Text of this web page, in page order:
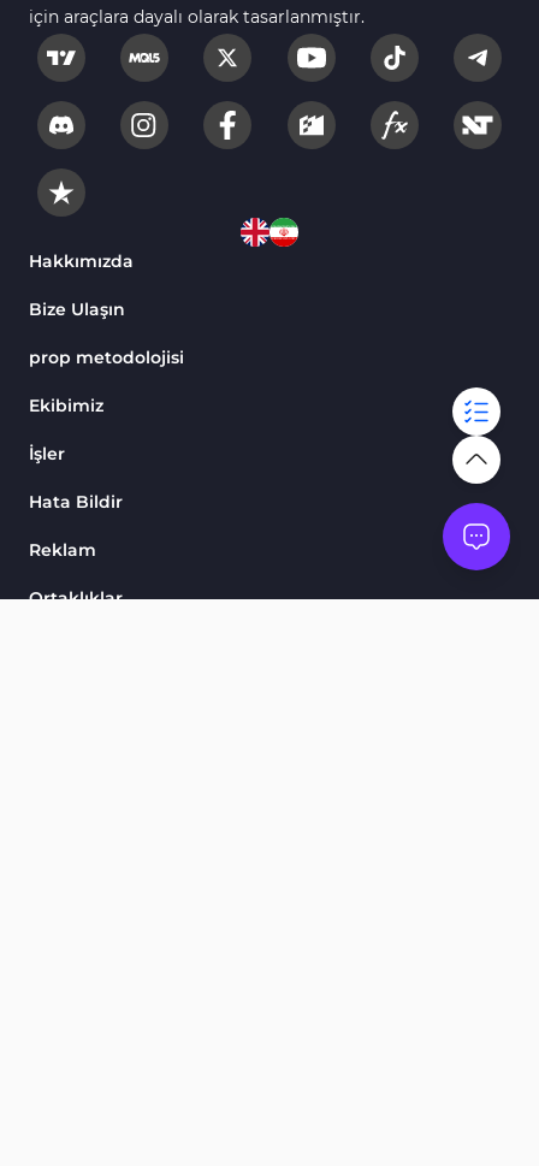
için araçlara dayalı olarak tasarlanmıştır.
Hakkımızda
Bize Ulaşın
prop metodolojisi
Ekibimiz
İşler
Hata Bildir
Reklam
Ortaklıklar